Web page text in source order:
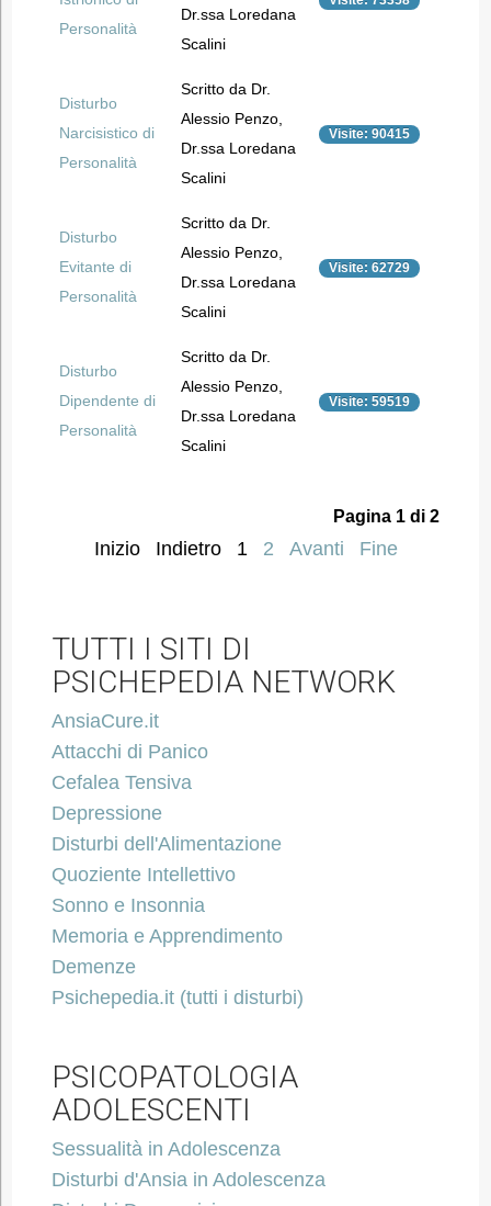
Personalità
Dr.ssa Loredana
Scalini
Disturbo
Narcisistico di
Personalità
Scritto da Dr.
Alessio Penzo,
Dr.ssa Loredana
Scalini
Visite: 90415
Disturbo
Evitante di
Personalità
Scritto da Dr.
Alessio Penzo,
Dr.ssa Loredana
Scalini
Visite: 62729
Disturbo
Dipendente di
Personalità
Scritto da Dr.
Alessio Penzo,
Dr.ssa Loredana
Scalini
Visite: 59519
Pagina 1 di 2
Inizio Indietro 1 2 Avanti Fine
TUTTI I SITI DI
PSICHEPEDIA NETWORK
AnsiaCure.it
Attacchi di Panico
Cefalea Tensiva
Depressione
Disturbi dell'Alimentazione
Quoziente Intellettivo
Sonno e Insonnia
Memoria e Apprendimento
Demenze
Psichepedia.it (tutti i disturbi)
PSICOPATOLOGIA
ADOLESCENTI
Sessualità in Adolescenza
Disturbi d'Ansia in Adolescenza